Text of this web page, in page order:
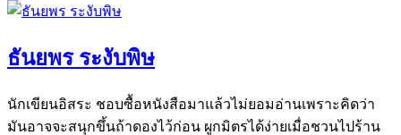
ธันยพร ระงับพิษ
นักเขียนอิสระ ชอบซื้อหนังสือมาแล้วไม่ยอมอ่านเพราะคิดว่า
มันอาจจะสนุกขึ้นถ้าดองไว้ก่อน ผูกมิตรได้ง่ายเมื่อชวนไปร้าน